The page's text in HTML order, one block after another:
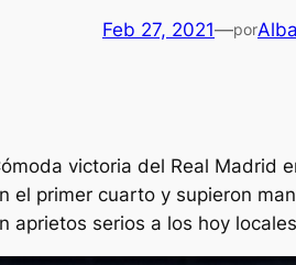
Feb 27, 2021—por
victoria del Real Madrid
el primer cuarto y supieron
aprietos serios a los hoy